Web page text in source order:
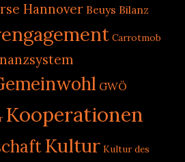
Hannover Beuys Bilanz
Carrotmob
GWÖ
Kooperationen
Kultur Kultur des